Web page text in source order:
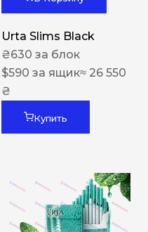
Urta Slims Black
₴630 за блок
$590 за ящик≈ 26 550
₴
Купить